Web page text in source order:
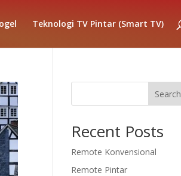
Teknologi TV Pintar (Smart TV)
Search
Recent Posts
Remote Konvensional
Remote Pintar